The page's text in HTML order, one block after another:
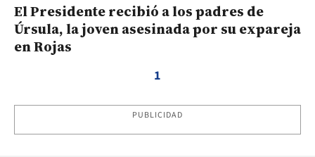
El Presidente recibió a los padres de
Úrsula, la joven asesinada por su expareja
en Rojas
1
PUBLICIDAD